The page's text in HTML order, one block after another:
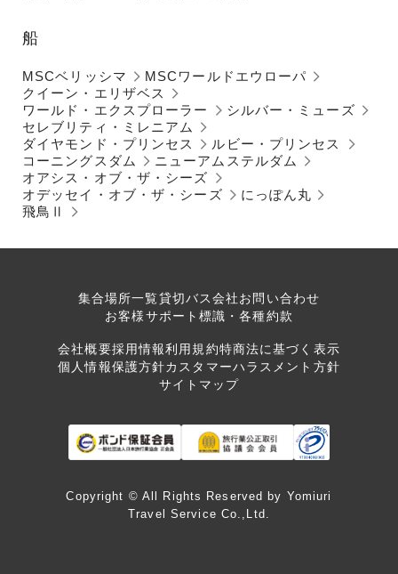
船
MSCベリッシマ
MSCワールドエウローパ
クイーン・エリザベス
ワールド・エクスプローラー
シルバー・ミューズ
セレブリティ・ミレニアム
ダイヤモンド・プリンセス
ルビー・プリンセス
コーニングスダム
ニューアムステルダム
オアシス・オブ・ザ・シーズ
オデッセイ・オブ・ザ・シーズ
にっぽん丸
飛鳥Ⅱ
集合場所一覧貸切バス会社お問い合わせ
お客様サポート 標識・各種約款
会社概要採用情報利用規約特商法に基づく表示
個人情報保護方針カスタマーハラスメント方針
サイトマップ
Copyright © All Rights Reserved by Yomiuri
Travel Service Co.,Ltd.